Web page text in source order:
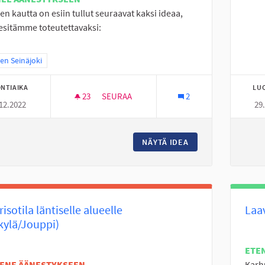
kautta on esiin tullut seuraavat kaksi ideaa,
toteutettavaksi:
tulokset teeman mukaan: Itäinen Seinäjoki
Seinäjoki
23 23 SEURAAJAA
SEURAA
LÄHILIIKUNTAPAIKKOJEN KEHITYSIDEA
2
NÄYTÄ IDEA
läntiselle alueelle
Jouppi)